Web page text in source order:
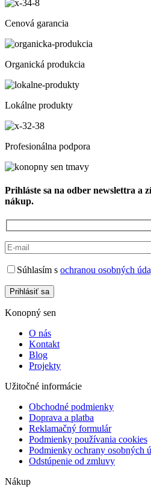
Cenová garancia
Organická produkcia
Lokálne produkty
Profesionálna podpora
Prihláste sa na odber newslettra a
nákup.
Súhlasím s ochranou osobných
Prihlásiť sa
Konopný sen
O nás
Kontakt
Blog
Projekty
Užitočné informácie
Obchodné podmienky
Doprava a platba
Reklamačný formulár
Podmienky používania cookies
Podmienky ochrany osobných
Odstúpenie od zmluvy
Nákup